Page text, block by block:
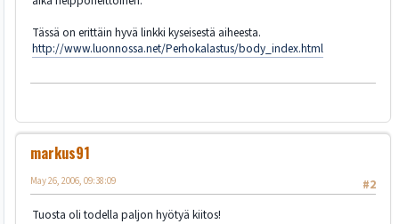
Tässä on erittäin hyvä linkki kyseisestä aiheesta.
http://www.luonnossa.net/Perhokalastus/body_index.html
markus91
#2
May 26, 2006, 09:38:09
Tuosta oli todella paljon hyötyä kiitos!